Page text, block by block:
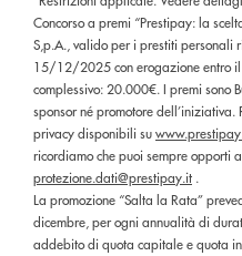
Concorso a premi “Prestipay: la
S,p.A., valido per i prestiti
15/12/2025 con erogazione entro
complessivo: 20.000€. I premi sono
sponsor né promotore
privacy disponibili su
ricordiamo che puoi sempre opporti
protezione.dati@prestipay.it .
La promozione “Salta la Rata”
dicembre, per ogni annualità di
addebito di quota capitale e quota